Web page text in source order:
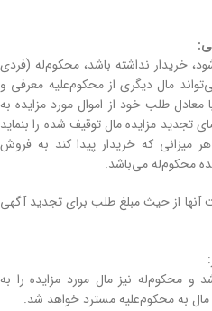
خریدار نداشته باشد، محکوم‌له (فردی
مال دیگری از محکوم‌علیه معرفی و
معادل طلب خود از اموال مورد مزایده به
تجدید مزایده مال توقیف شده را بنماید
میزانی که خریدار پیدا کند به فروش
محکوم‌له می‌باشد.
آنها از حیث مبلغ طلب برای تجدید آگهی
و محکوم‌له نیز مال مورد مزایده را به
مال به محکوم‌علیه‌ مسترد خواهد شد.